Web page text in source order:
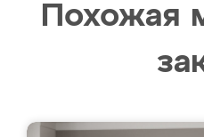
Похожая